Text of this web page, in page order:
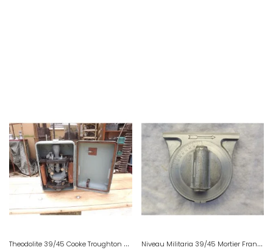
T
heodolite 39/45 Cooke Troughton et Simms York
N
iveau Militaria 39/45 Mortier Français APX